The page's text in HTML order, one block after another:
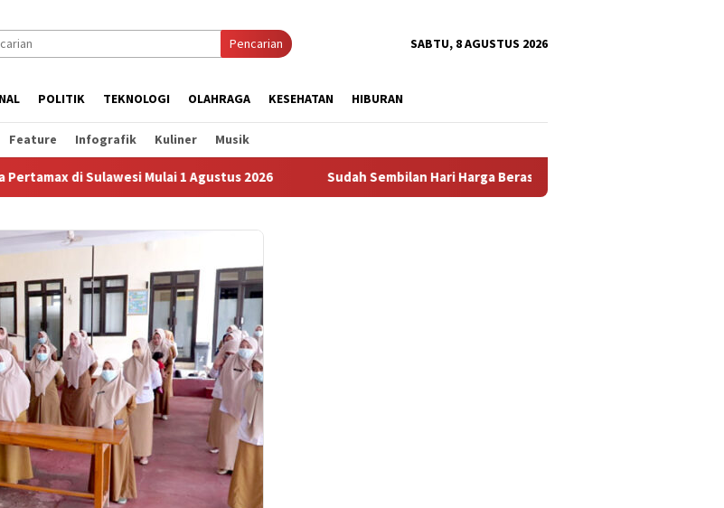
Pencarian SABTU, 8 AGUSTUS 2026
POLITIK TEKNOLOGI OLAHRAGA KESEHATAN HIBURAN
Feature Infografik Kuliner Musik
di Sulawesi Mulai 1 Agustus 2026 Sudah Sembilan Hari Harga Beras Gorontalo Termahal di Indonesia,